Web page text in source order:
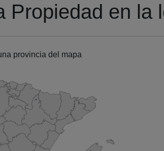
Propiedad en la
provincia del mapa